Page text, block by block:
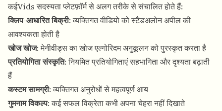
कईVids सदस्यता प्लेटफ़ॉर्म से अलग तरीके से संचालित होते हैं:
क्लिप-आधारित बिक्री: व्यक्तिगत वीडियो को स्टैंडअलोन अपील की
आवश्यकता होती है
खोज खोज: मेनीवीड्स का खोज एल्गोरिदम अनुकूलन को पुरस्कृत करता है
प्रतियोगिता संस्कृति: नियमित प्रतियोगिताएं सहभागिता और दृश्यता बढ़ाती
हैं
कस्टम सामग्री: व्यक्तिगत अनुरोधों से महत्वपूर्ण आय
गुमनाम विकल्प: कई सफल विक्रेता कभी अपना चेहरा नहीं दिखाते